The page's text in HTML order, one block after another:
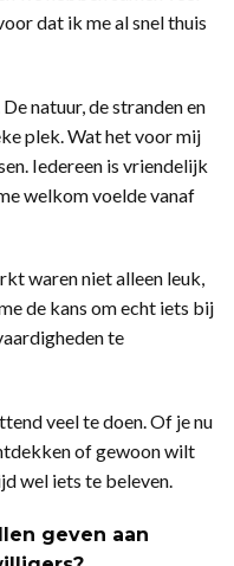
dat ik me al snel thuis
natuur, de stranden en
plek. Wat het voor mij
Iedereen is vriendelijk
welkom voelde vanaf
waren niet alleen leuk,
de kans om echt iets bij
te
veel te doen. Of je nu
of gewoon wilt
wel iets te beleven.
geven aan